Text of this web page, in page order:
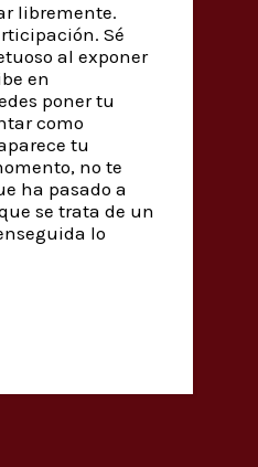
libremente.
Sé
al exponer
en
poner tu
como
tu
no te
ha pasado a
se trata de un
lo